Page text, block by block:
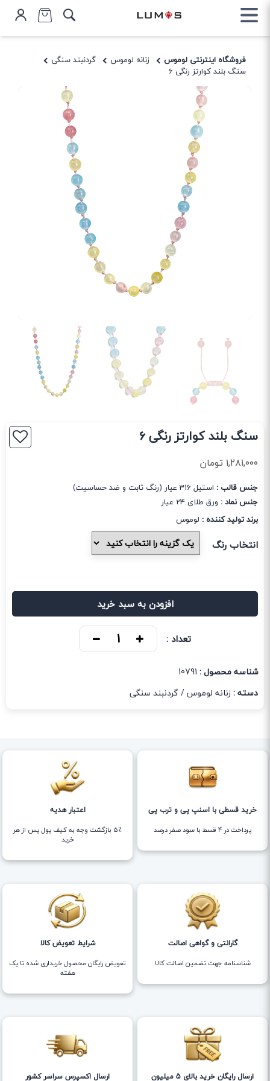
فروشگاه اینترنتی لوموس زنانه لوموس
گردنبند سنگی
سنگ بلند کوارتز رنگی 6
سنگ بلند کوارتز رنگی 6
۱,۲۸۱,۰۰۰ تومان
جنس قالب : استیل 316 عیار (رنگ ثابت و ضد حساسیت)
جنس نماد : ورق طلای 24 عیار
برند تولید کننده : لوموس
انتخاب رنگ
افزودن به سبد خرید
تعداد :
شناسه محصول : 10791
دسته :زنانه لوموس/گردنبند سنگی
خرید قسطی با اسنپ پی و ترب پی
پرداخت در 4 قسط با سود صفر درصد
اعتبار هدیه
5٪ بازگشت وجه به کیف پول پس از هر
خرید
گارانتی و گواهی اصالت
شناسنامه جهت تضمین اصالت کالا
شرایط تعویض کالا
تعویض رایگان محصول خریداری شده تا یک
هفته
ارسال رایگان خرید بالای 5 میلیون ارسال اکسپرس سراسر کشور